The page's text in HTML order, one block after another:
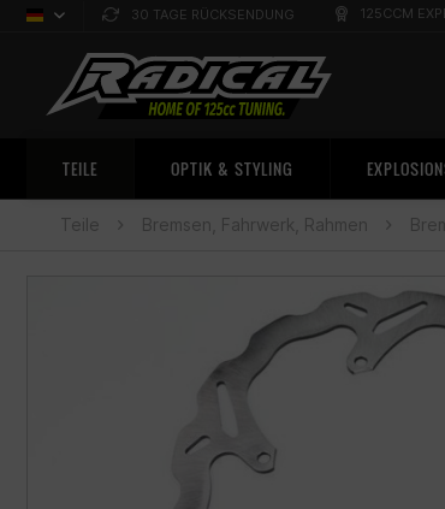
Deutsch
30 TAGE RÜCKSENDUNG 125CCM
TEILE OPTIK & STYLING
Teile Bremsen, Fahrwerk, Rahmen